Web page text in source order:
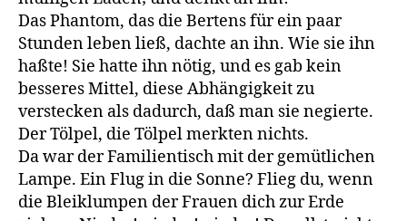
Das Phantom, das die Bertens für ein paar
Stunden leben ließ, dachte an ihn. Wie sie ihn
haßte! Sie hatte ihn nötig, und es gab kein
besseres Mittel, diese Abhängigkeit zu
verstecken als dadurch, daß man sie negierte.
Der Tölpel, die Tölpel merkten nichts.
Da war der Familientisch mit der gemütlichen
Lampe. Ein Flug in die Sonne? Flieg du, wenn
die Bleiklumpen der Frauen dich zur Erde